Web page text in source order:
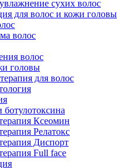
сухих волос
для волос и кожи головы
волос
волос
головы
для волос
Ксеомин
Релатокс
Диспорт
Full face